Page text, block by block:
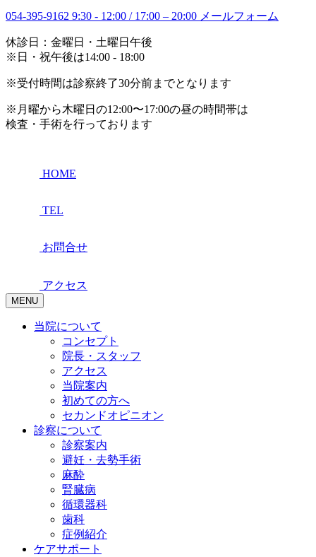
054-395-9162 9:30 - 12:00 / 17:00 – 20:00 メールフォーム
休診日：金曜日・土曜日午後
※日・祝午後は14:00 - 18:00
※受付時間は診察終了30分前までとなります
※月曜から木曜日の12:00〜17:00の昼の時間帯は
検査・手術を行っております
HOME
TEL
お問合せ
アクセス
MENU
当院について
コンセプト
院長・スタッフ
アクセス
当院案内
初めての方へ
セカンドオピニオン
診察について
診察案内
避妊・去勢手術
麻酔
腎臓病
循環器科
歯科
症例紹介
ケアサポート